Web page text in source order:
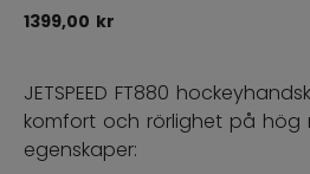
1399,00 kr
JETSPEED FT880
komfort och rörlighet på hög
egenskaper: